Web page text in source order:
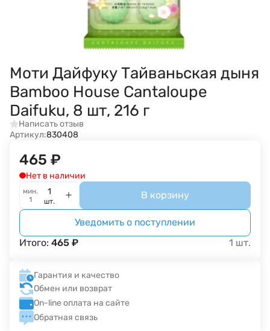
Моти Дайфуку Тайваньская дыня
Bamboo House Cantaloupe
Daifuku, 8 шт, 216 г
Написать отзыв
Артикул:830408
465 ₽
Нет в наличии
мин.
1
шт.
В корзину
Уведомить о поступлении
Итого: 465 ₽ 1 шт.
Гарантия и качество
Обмен или возврат
On-line оплата на сайте
Обратная связь